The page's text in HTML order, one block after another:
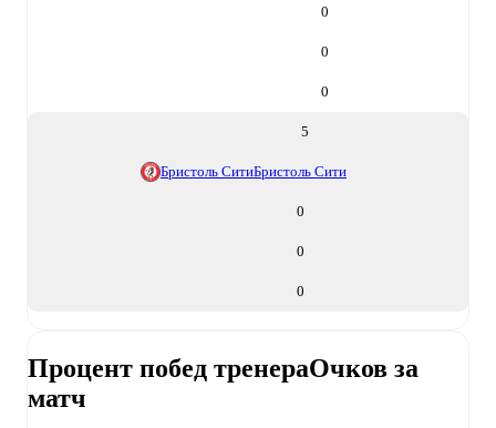
0
0
0
5
Бристоль СитиБристоль Сити
0
0
0
Процент побед тренераОчков за
матч